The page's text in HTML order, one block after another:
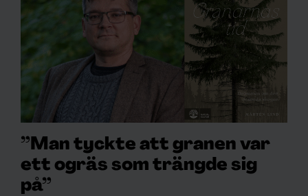
”Man tyckte att granen var
ett ogräs som trängde sig
på”